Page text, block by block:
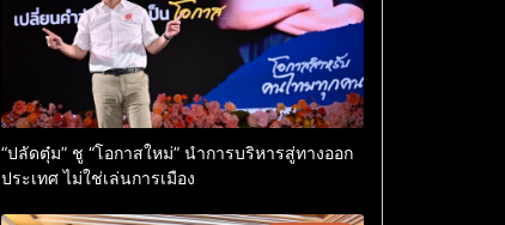
“ปลัดตุ๋ม” ชู “โอกาสใหม่” นำการบริหารสู่ทางออก
ประเทศ ไม่ใช่เล่นการเมือง